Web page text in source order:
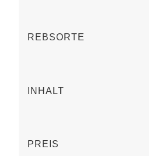
REBSORTE
INHALT
PREIS